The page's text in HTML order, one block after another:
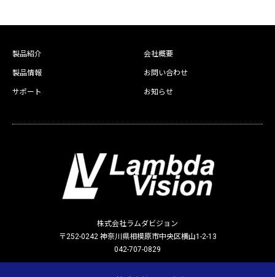
製品紹介
製品情報
サポート
会社概要
お問い合わせ
お知らせ
株式会社ラムダビジョン
〒252-0242 神奈川県相模原市中央区横山1-2-13
042-707-0829